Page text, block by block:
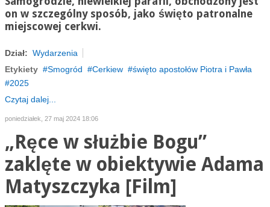
on w szczególny sposób, jako święto patronalne
miejscowej cerkwi.
Dział: Wydarzenia
Etykiety
Smogród Cerkiew
święto apostołów Piotra i Pawła
2025
Czytaj dalej...
poniedziałek, 27 maj 2024 18:06
„Ręce w służbie Bogu”
zaklęte w obiektywie Adama
Matyszczyka [Film]